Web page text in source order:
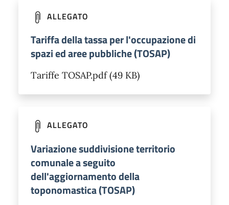
ALLEGATO
Tariffa della tassa per l'occupazione di
spazi ed aree pubbliche (TOSAP)
Tariffe TOSAP.pdf (49 KB)
ALLEGATO
Variazione suddivisione territorio
comunale a seguito
dell'aggiornamento della
toponomastica (TOSAP)